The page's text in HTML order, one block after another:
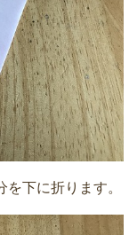
下に折ります。